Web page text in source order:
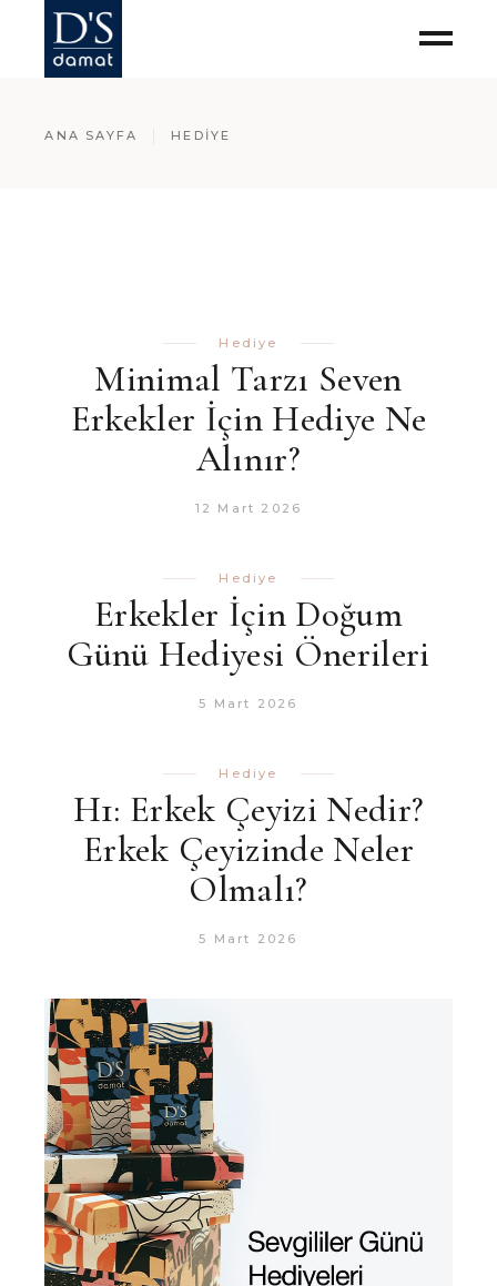
ANA SAYFA HEDIYE
Hediye
Minimal Tarzı Seven
Erkekler İçin Hediye Ne
Alınır?
12 Mart 2026
Hediye
Erkekler İçin Doğum
Günü Hediyesi Önerileri
5 Mart 2026
Hediye
H1: Erkek Çeyizi Nedir?
Erkek Çeyizinde Neler
Olmalı?
5 Mart 2026